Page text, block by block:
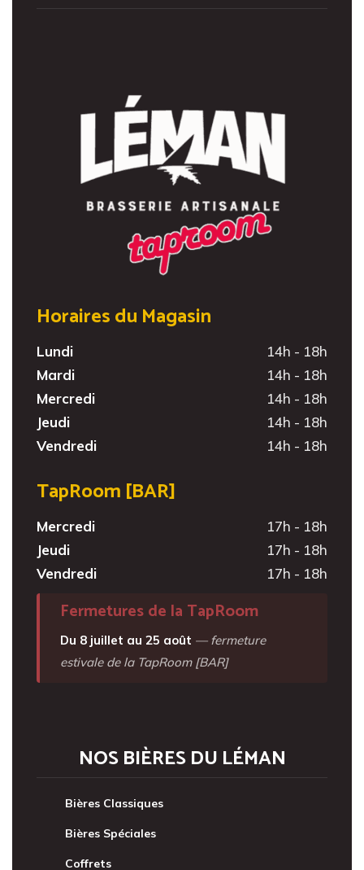
Horaires du Magasin
Lundi
14h - 18h
Mardi
14h - 18h
Mercredi
14h - 18h
Jeudi
14h - 18h
Vendredi
14h - 18h
TapRoom [BAR]
Mercredi
17h - 18h
Jeudi
17h - 18h
Vendredi
17h - 18h
Fermetures de la TapRoom
Du 8 juillet au 25 août — fermeture
estivale de la TapRoom [BAR]
NOS BIÈRES DU LÉMAN
Bières Classiques
Bières Spéciales
Coffrets